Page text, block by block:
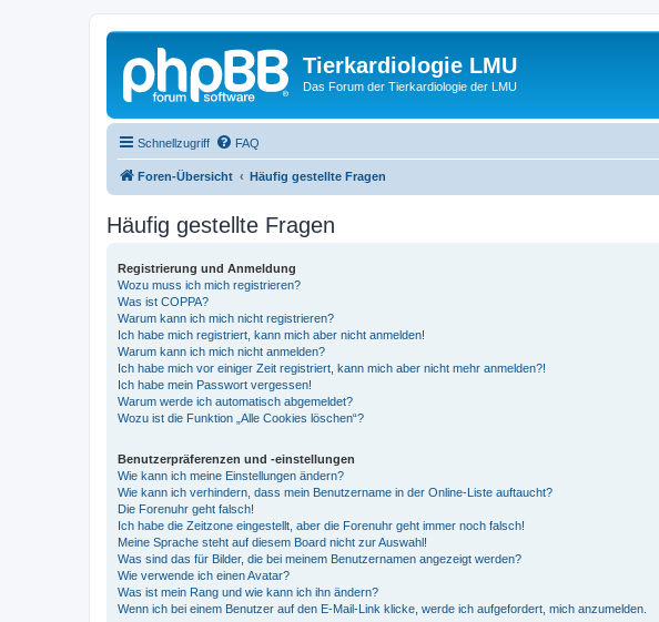
Tierkardiologie LMU
Das Forum der Tierkardiologie der LMU
Schnellzugriff FAQ
Foren-Übersicht Häufig gestellte Fragen
Häufig gestellte Fragen
Registrierung und Anmeldung
Wozu muss ich mich registrieren?
Was ist COPPA?
Warum kann ich mich nicht registrieren?
Ich habe mich registriert, kann mich aber nicht anmelden!
Warum kann ich mich nicht anmelden?
Ich habe mich vor einiger Zeit registriert, kann mich aber nicht mehr anmelden?!
Ich habe mein Passwort vergessen!
Warum werde ich automatisch abgemeldet?
Wozu ist die Funktion „Alle Cookies löschen“?
Benutzerpräferenzen und -einstellungen
Wie kann ich meine Einstellungen ändern?
Wie kann ich verhindern, dass mein Benutzername in der Online-Liste auftaucht?
Die Forenuhr geht falsch!
Ich habe die Zeitzone eingestellt, aber die Forenuhr geht immer noch falsch!
Meine Sprache steht auf diesem Board nicht zur Auswahl!
Was sind das für Bilder, die bei meinem Benutzernamen angezeigt werden?
Wie verwende ich einen Avatar?
Was ist mein Rang und wie kann ich ihn ändern?
Wenn ich bei einem Benutzer auf den E-Mail-Link klicke, werde ich aufgefordert, mich anzumelden.